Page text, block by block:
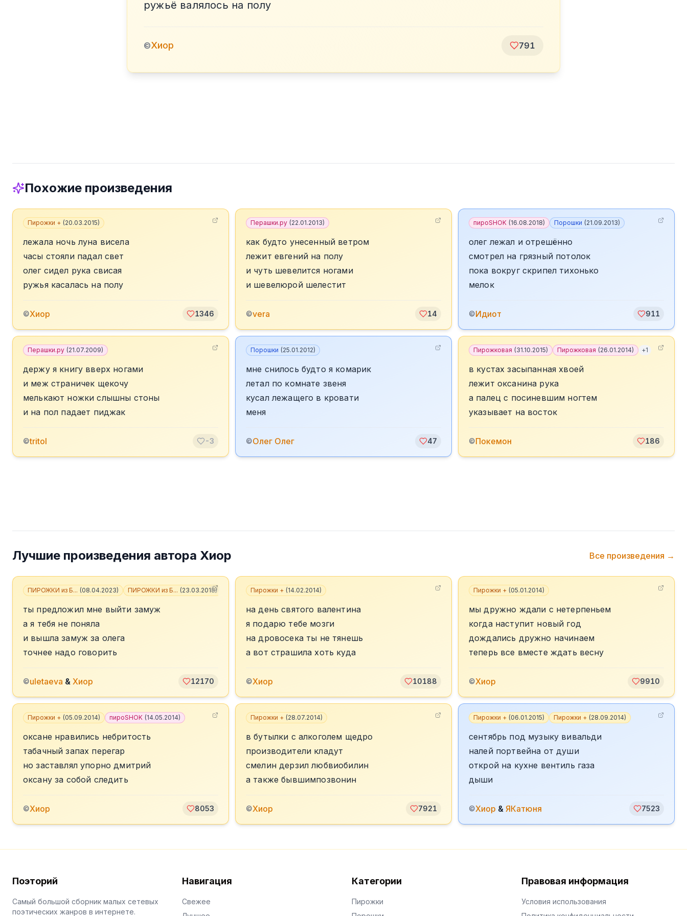
ружьё валялось на полу
©Хиор 791
Похожие произведения
Пирожки + (20.03.2015)
лежала ночь луна висела
часы стояли падал свет
олег сидел рука свисая
ружья касалась на полу
©Хиор 1346
Перашки.ру (22.01.2013)
как будто унесенный ветром
лежит евгений на полу
и чуть шевелится ногами
и шевелюрой шелестит
©vera 14
пироSHOK (16.08.2018) Порошки (21.09.2013)
олег лежал и отрешённо
смотрел на грязный потолок
пока вокруг скрипел тихонько
мелок
©Идиот 911
Перашки.ру (21.07.2009)
держу я книгу вверх ногами
и меж страничек щекочу
мелькают ножки слышны стоны
и на пол падает пиджак
©tritol -3
Порошки (25.01.2012)
мне снилось будто я комарик
летал по комнате звеня
кусал лежащего в кровати
меня
©Олег Олег 47
Пирожковая (31.10.2015) Пирожковая (26.01.2014) +1
в кустах засыпанная хвоей
лежит оксанина рука
а палец с посиневшим ногтем
указывает на восток
©Покемон 186
Лучшие произведения автора Хиор Все произведения →
ПИРОЖКИ из Б... (08.04.2023) ПИРОЖКИ из Б... (23.03.2018)
ты предложил мне выйти замуж
а я тебя не поняла
и вышла замуж за олега
точнее надо говорить
©uletaeva & Хиор 12170
Пирожки + (14.02.2014)
на день святого валентина
я подарю тебе мозги
на дровосека ты не тянешь
а вот страшила хоть куда
©Хиор 10188
Пирожки + (05.01.2014)
мы дружно ждали с нетерпеньем
когда наступит новый год
дождались дружно начинаем
теперь все вместе ждать весну
©Хиор 9910
Пирожки + (05.09.2014) пироSHOK (14.05.2014)
оксане нравились небритость
табачный запах перегар
но заставлял упорно дмитрий
оксану за собой следить
©Хиор 8053
Пирожки + (28.07.2014)
в бутылки с алкоголем щедро
производители кладут
смелин дерзил любвиобилин
а также бывшимпозвонин
©Хиор 7921
Пирожки + (06.01.2015) Пирожки + (28.09.2014)
сентябрь под музыку вивальди
налей портвейна от души
открой на кухне вентиль газа
дыши
©Хиор & ЯКатюня 7523
Поэторий
Самый большой сборник малых сетевых
поэтических жанров в интернете.
Навигация
Свежее
Категории
Пирожки
Правовая информация
Условия использования